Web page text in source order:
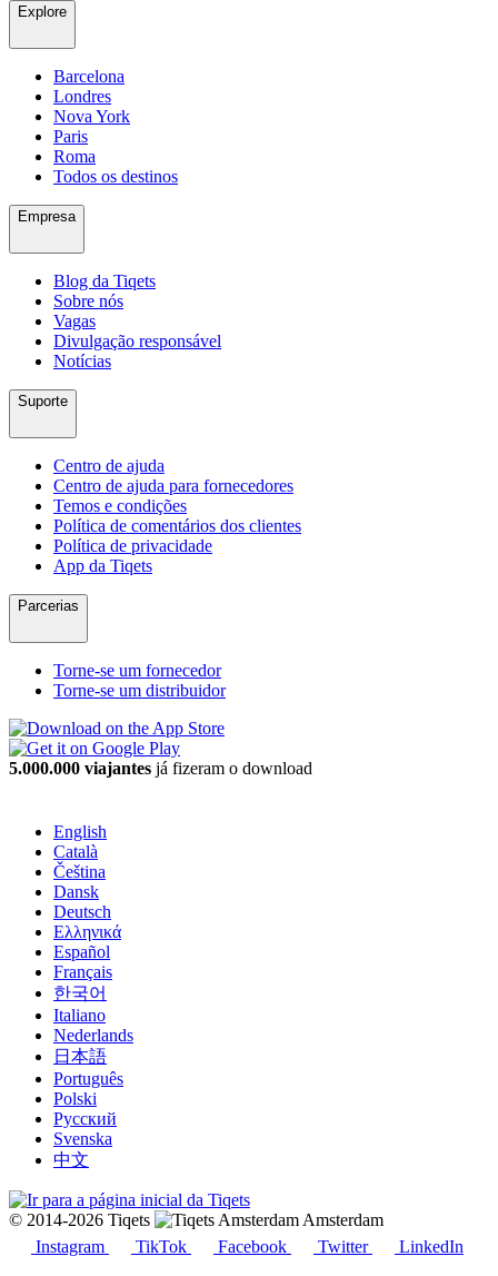
Explore
Barcelona
Londres
Nova York
Paris
Roma
Todos os destinos
Empresa
Blog da Tiqets
Sobre nós
Vagas
Divulgação responsável
Notícias
Suporte
Centro de ajuda
Centro de ajuda para fornecedores
Temos e condições
Política de comentários dos clientes
Política de privacidade
App da Tiqets
Parcerias
Torne-se um fornecedor
Torne-se um distribuidor
5.000.000 viajantes já fizeram o download
English
Català
Čeština
Dansk
Deutsch
Ελληνικά
Español
Français
한국어
Italiano
Nederlands
日本語
Português
Polski
Русский
Svenska
中文
© 2014-2026 Tiqets
Amsterdam
Instagram
TikTok Facebook Twitter LinkedIn